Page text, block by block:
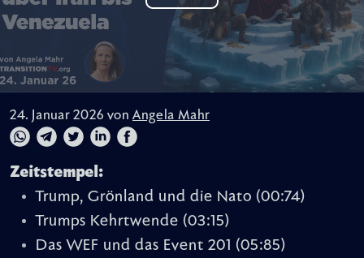
24. Januar 2026 von Angela Mahr
Zeitstempel:
Trump, Grönland und die Nato (00:74)
Trumps Kehrtwende (03:15)
Das WEF und das Event 201 (05:85)